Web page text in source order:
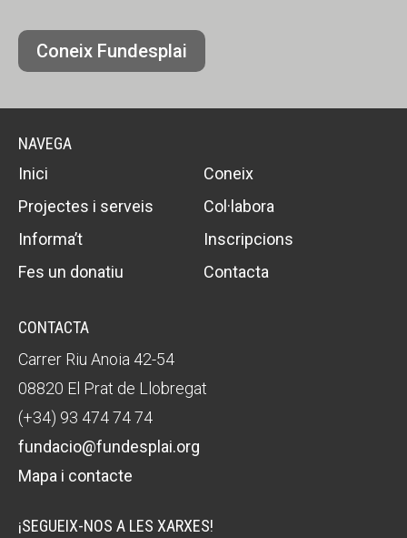
Coneix Fundesplai
NAVEGA
Inici
Coneix
Projectes i serveis
Col·labora
Informa’t
Inscripcions
Fes un donatiu
Contacta
CONTACTA
Carrer Riu Anoia 42-54
08820 El Prat de Llobregat
(+34) 93 474 74 74
fundacio@fundesplai.org
Mapa i contacte
¡SEGUEIX-NOS A LES XARXES!